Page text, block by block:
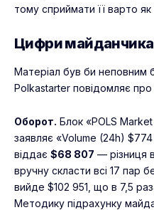
тому сприймати її варто
Цифри
Матеріал був би неповним
Polkastarter повідомляє
Оборот. Блок «POLS
заявляє «Volume (24h)
віддає $68 807 — різниця
вручну скласти всі 17 пар
вийде $102 951, що в 7,5
Методику підрахунку